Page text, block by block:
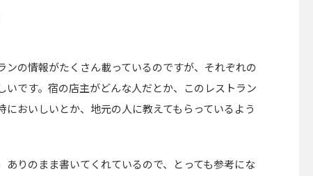
ンの情報がたくさん載っているのですが、それぞれの
いです。宿の店主がどんな人だとか、このレストラン
においしいとか、地元の人に教えてもらっているよう
ありのまま書いてくれているので、とっても参考にな